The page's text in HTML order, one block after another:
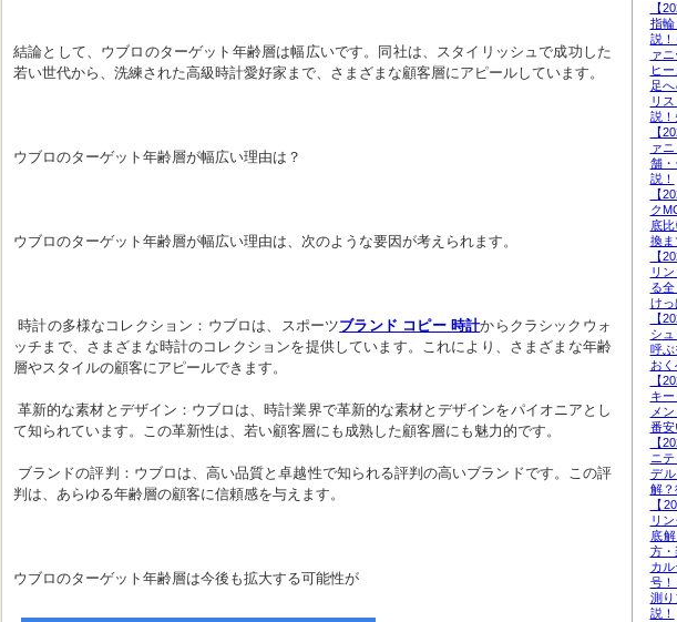
結論として、ウブロのターゲット年齢層は幅広いです。同社は、スタイリッシュで成功した
若い世代から、洗練された高級時計愛好家まで、さまざまな顧客層にアピールしています。
ウブロのターゲット年齢層が幅広い理由は？
ウブロのターゲット年齢層が幅広い理由は、次のような要因が考えられます。
時計の多様なコレクション：ウブロは、スポーツブランド コピー 時計からクラシックウォ
ッチまで、さまざまな時計のコレクションを提供しています。これにより、さまざまな年齢
層やスタイルの顧客にアピールできます。
革新的な素材とデザイン：ウブロは、時計業界で革新的な素材とデザインをパイオニアとし
て知られています。この革新性は、若い顧客層にも成熟した顧客層にも魅力的です。
判は、あらゆる年齢層の顧客に信頼感を与えます。
ウブロのターゲット年齢層は今後も拡大する可能性が
【
指
説
ァ
ヒ
足
リ
説！
【
ァ
舗
説！
【
ク
底
換ま
【
リ
る
けっ
【
シ
呼
お
【
キ
メ
番安
【
ニ
デ
解？
【
リ
底
方・
カ
号
測
説！